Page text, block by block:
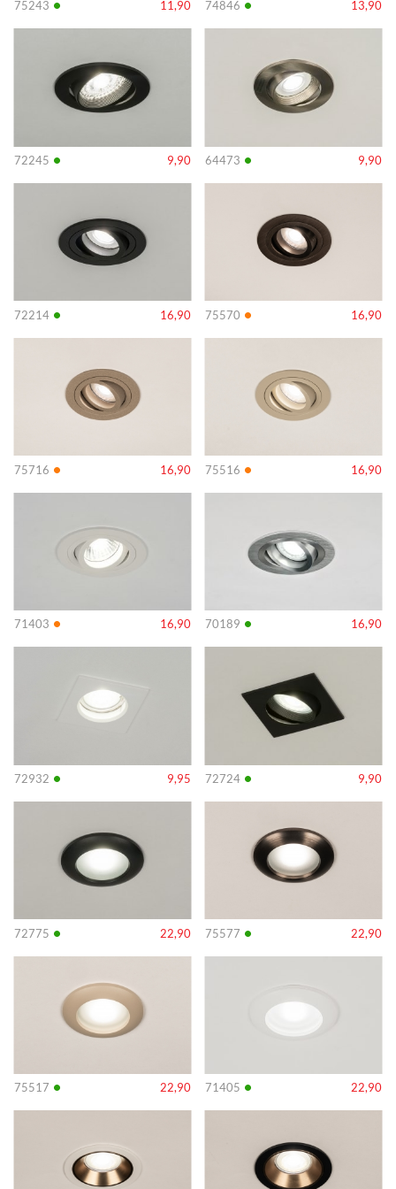
75243 • 11,90 74846 • 13,90
72245 • 9,90
Info
64473 • 9,90
Info
72214 • 16,90
Info
75570 • 16,90
Info
75716 • 16,90
Info
75516 • 16,90
Info
71403 • 16,90
Info
70189 • 16,90
Info
72932 • 9,95
Info
72724 • 9,90
Info
72775 • 22,90
Info
75577 • 22,90
Info
75517 • 22,90
Info
71405 • 22,90
Info
Info Info